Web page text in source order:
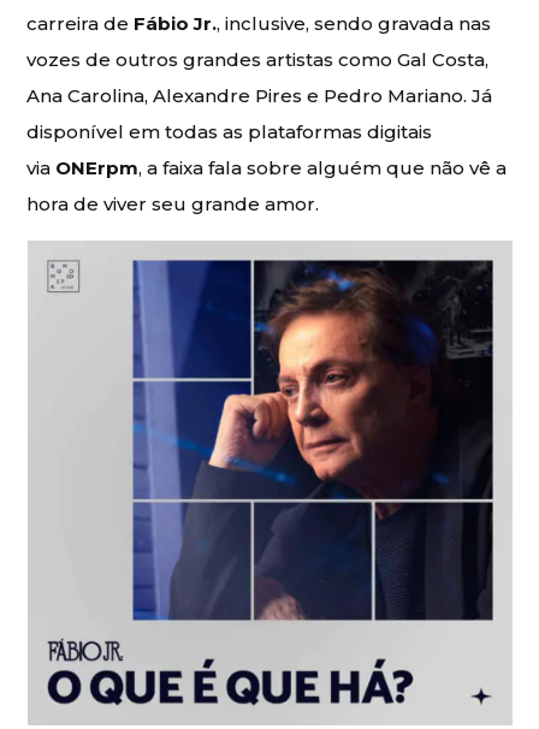
carreira de Fábio Jr., inclusive, sendo gravada nas
vozes de outros grandes artistas como Gal Costa,
Ana Carolina, Alexandre Pires e Pedro Mariano. Já
disponível em todas as plataformas digitais
via ONErpm, a faixa fala sobre alguém que não vê a
hora de viver seu grande amor.